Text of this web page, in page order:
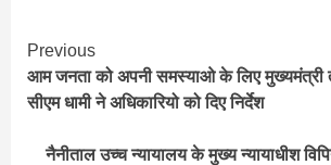
Continue
Reading
Previous
आम जनता को अपनी समस्याओ के लिए
सीएम धामी ने अधिकारियो को दिए निर्देश
नैनीताल उच्च न्यायालय के मुख्य न्यायाधीश